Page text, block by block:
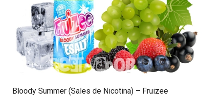
Bloody Summer (Sales de Nicotina) – Fruizee